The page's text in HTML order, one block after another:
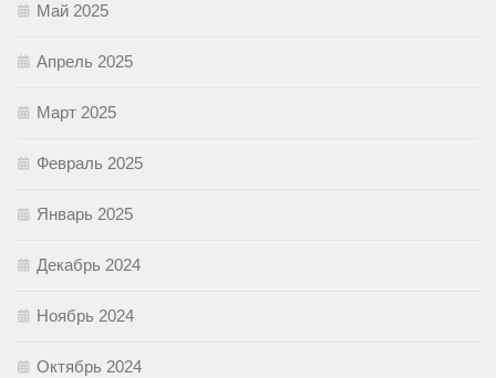
Май 2025
Апрель 2025
Март 2025
Февраль 2025
Январь 2025
Декабрь 2024
Ноябрь 2024
Октябрь 2024